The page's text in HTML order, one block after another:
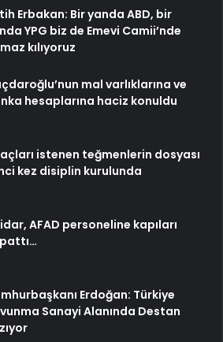
Erbakan: Bir yanda ABD, bir
YPG biz de Emevi Camii’nde
kılıyoruz
mal varlıklarına ve
hesaplarına haciz konuldu
istenen teğmenlerin dosyası
kez disiplin kurulunda
AFAD personeline kapıları
Erdoğan: Türkiye
Sanayi Alanında Destan